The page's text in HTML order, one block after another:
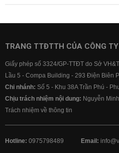
TRANG TTĐTTH CỦA CÔNG
Giấy phép số 3324/GP-TTĐT do Sở
Lầu 5 - Compa Building - 293 Điện Biên
Chi nhánh: Số 5 - Khu 38A Trần Phú -
Chịu trách nhiệm nội dung: Nguyễn
Trách nhiệm về thông tin
Hotline: 0975798489 Email: